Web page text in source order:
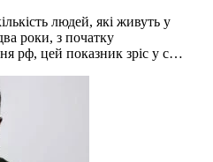
людей, які живуть у
роки, з початку
рф, цей показник зріс у с…